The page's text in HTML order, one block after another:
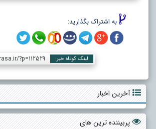
به اشتراک بگذارید:
لینک کوتاه خبر: ?p=112529
آخرین اخبار
پربیننده ترین های